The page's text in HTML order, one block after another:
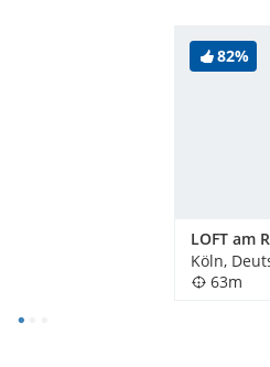
82%
Köln,
63m